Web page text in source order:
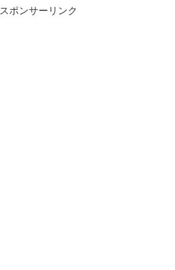
スポンサーリンク